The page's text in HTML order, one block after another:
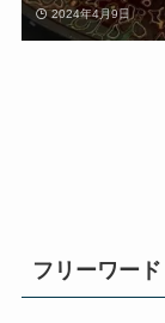
2024年4月9日
フリーワー